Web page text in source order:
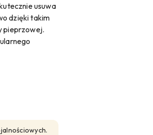
usuwa
dzięki takim
pieprzowej.